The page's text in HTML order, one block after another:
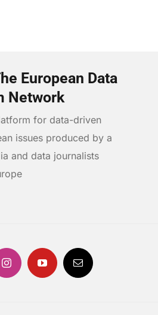
European Data
Network
for data-driven
issues produced by a
and data journalists